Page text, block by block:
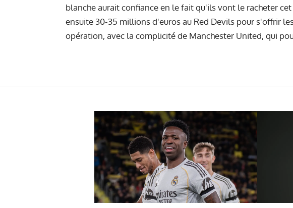
blanche aurait confiance en le fait qu'ils vont le racheter
ensuite 30-35 millions d'euros au Red Devils pour s'offrir
opération, avec la complicité de Manchester United, qui